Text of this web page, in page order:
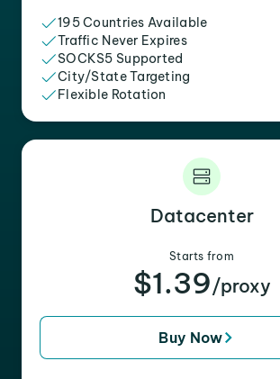
195 Countries Available
Traffic Never Expires
SOCKS5 Supported
City/State Targeting
Flexible Rotation
Datacenter
Starts from
$1.39/proxy
Buy Now